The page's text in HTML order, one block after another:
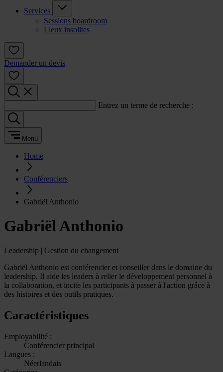
Services
Sessions boardroom
Lieux insolites
Demander un devis
Entrez un terme de recherche :
Menu
Home
Conférenciers
Gabriël Anthonio
Gabriël Anthonio
Leadership | Gestion du changement
Gabriël Anthonio est conférencier et conseiller dans le domaine du
leadership. Il aide les leaders à relier le développement personnel à
la collaboration, et incite les participants à passer à l'action grâce à
des histoires et des outils pratiques.
Caractéristiques
Employabilité :
Conférencier principal
Langues :
Néerlandais